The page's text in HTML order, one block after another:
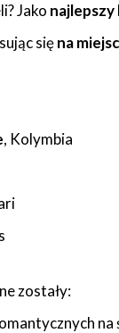
Jako
sięna
, Kolymbia
zostały:
na